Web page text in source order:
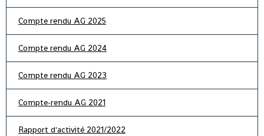
Compte rendu AG 2025
Compte rendu AG 2024
Compte rendu AG 2023
Compte-rendu AG 2021
Rapport d'activité 2021/2022